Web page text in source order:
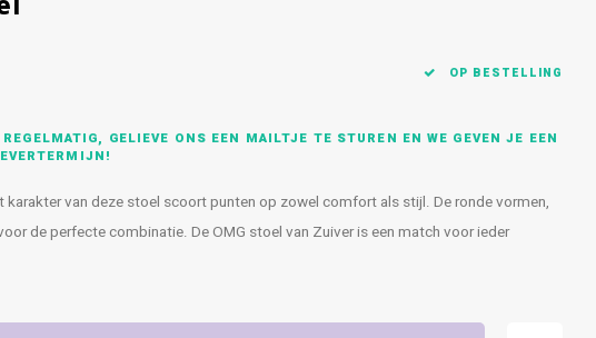
OP BESTELLING
GELIEVE ONS EEN MAILTJE TE STUREN EN WE GEVEN JE EEN
karakter van deze stoel scoort punten op zowel comfort als stijl. De ronde vormen,
de perfecte combinatie. De OMG stoel van Zuiver is een match voor ieder